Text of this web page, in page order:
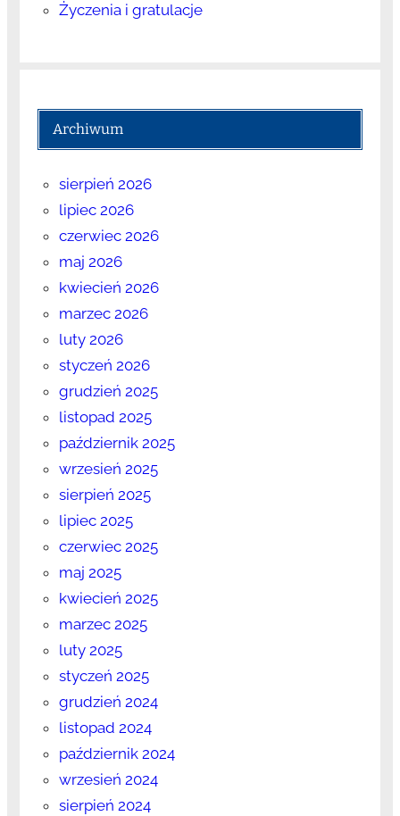
Życzenia i gratulacje
Archiwum
sierpień 2026
lipiec 2026
czerwiec 2026
maj 2026
kwiecień 2026
marzec 2026
luty 2026
styczeń 2026
grudzień 2025
listopad 2025
październik 2025
wrzesień 2025
sierpień 2025
lipiec 2025
czerwiec 2025
maj 2025
kwiecień 2025
marzec 2025
luty 2025
styczeń 2025
grudzień 2024
listopad 2024
październik 2024
wrzesień 2024
sierpień 2024